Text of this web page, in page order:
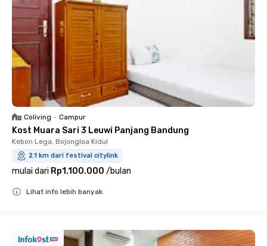
Coliving • Campur
Kost Muara Sari 3 Leuwi Panjang Bandung
Kebon Lega, Bojongloa Kidul
2.1 km dari festival citylink
mulai dari Rp1.100.000 /bulan
Lihat info lebih banyak